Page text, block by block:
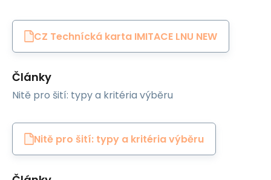
CZ Technícká karta IMITACE LNU NEW
Články
Nitě pro šití: typy a kritéria výběru
Nitě pro šití: typy a kritéria výběru